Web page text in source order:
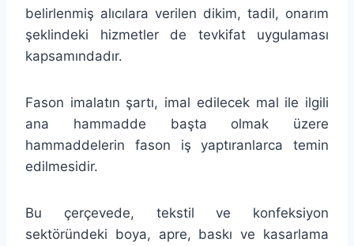
belirlenmiş alıcılara verilen dikim, tadil, onarım
şeklindeki hizmetler de tevkifat uygulaması
kapsamındadır.
Fason imalatın şartı, imal edilecek mal ile ilgili
ana hammadde başta olmak üzere
hammaddelerin fason iş yaptıranlarca temin
edilmesidir.
Bu çerçevede, tekstil ve konfeksiyon
sektöründeki boya, apre, baskı ve kasarlama